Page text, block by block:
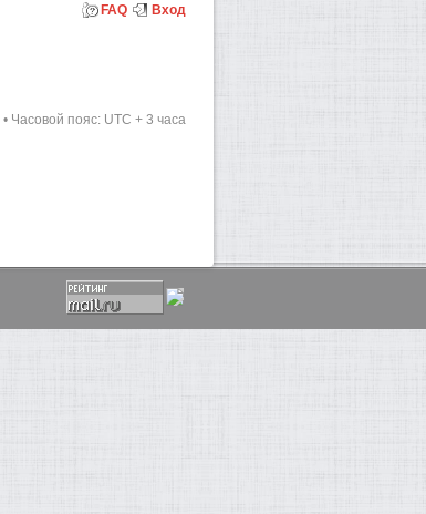
FAQ
Вход
• Часовой пояс: UTC + 3 часа